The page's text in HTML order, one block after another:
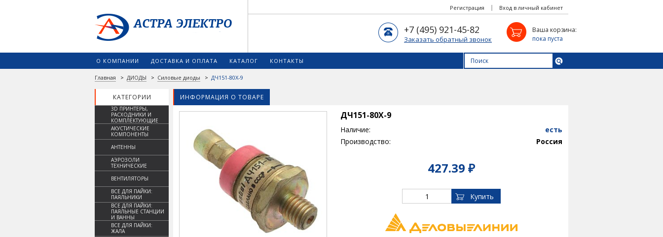
Вход в личный кабинет
Регистрация
Ваша корзина:
пока пуста
+7 (495) 921-45-82
Заказать обратный звонок
О КОМПАНИИ ДОСТАВКА И ОПЛАТА КАТАЛОГ КОНТАКТЫ
Главная > ДИОДЫ > Силовые диоды > ДЧ151-80Х-9
КАТЕГОРИИ ИНФОРМАЦИЯ О ТОВАРЕ
3D ПРИНТЕРЫ,
РАСХОДНИКИ И
КОМПЛЕКТУЮЩИЕ
АКУСТИЧЕСКИЕ
КОМПОНЕНТЫ
АНТЕННЫ
АЭРОЗОЛИ
ТЕХНИЧЕСКИЕ
ВЕНТИЛЯТОРЫ
ВСЕ ДЛЯ ПАЙКИ:
ПАЯЛЬНИКИ
ВСЕ ДЛЯ ПАЙКИ:
ПАЯЛЬНЫЕ СТАНЦИИ
И ВАННЫ
ВСЕ ДЛЯ ПАЙКИ:
ЖАЛА
ДЧ151-80Х-9
Наличие:
есть
Производство:
Россия
427.39 ₽